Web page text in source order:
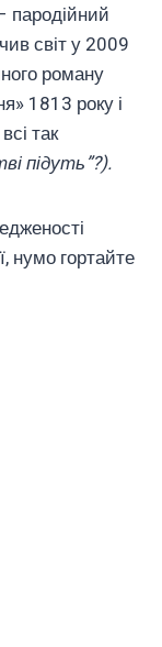
пародійний
світ у 2009
роману
1813 року і
так
підуть”?).
нумо гортайте